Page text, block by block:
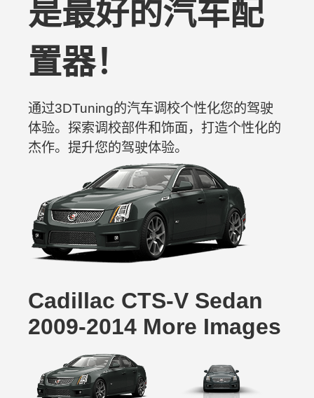
是最好的汽车配
置器！
通过3DTuning的汽车调校个性化您的驾驶
体验。探索调校部件和饰面，打造个性化的
杰作。提升您的驾驶体验。
Cadillac CTS-V Sedan
2009-2014 More Images